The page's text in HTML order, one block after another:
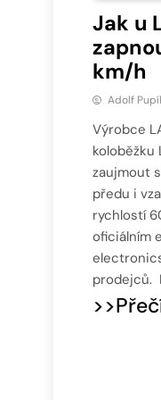
Jak u
km/h
Adolf
Výrobce
koloběžku
zaujmout
předu i
rychlostí
oficiálním
prodejců.